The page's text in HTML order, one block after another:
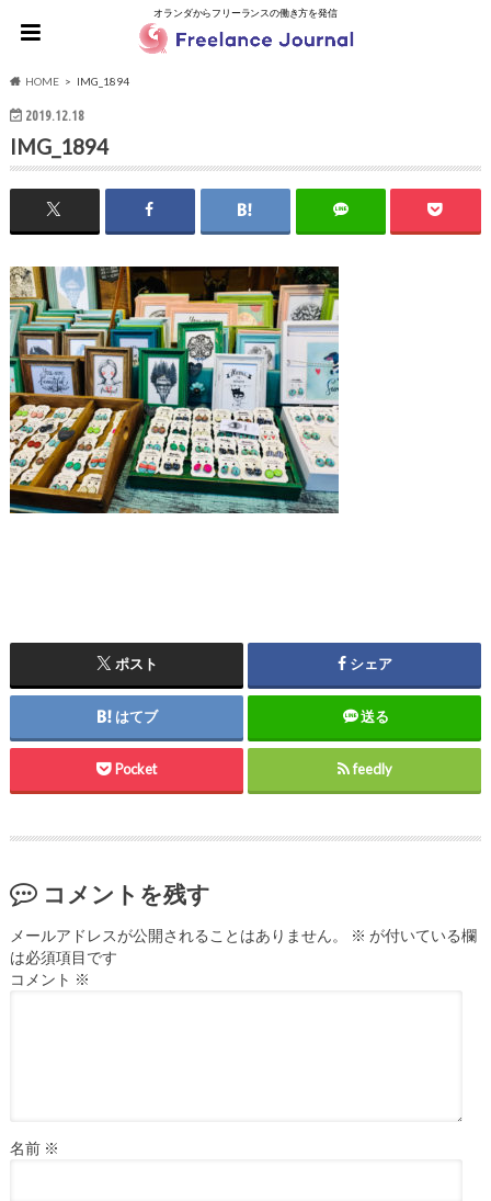
オランダからフリーランスの働き方を発信
HOME IMG_1894
2019.12.18
IMG_1894
ポスト シェア
はてブ 送る
Pocket feedly
コメントを残す
メールアドレスが公開されることはありません。 ※ が付いている欄
は必須項目です
コメント ※
名前 ※